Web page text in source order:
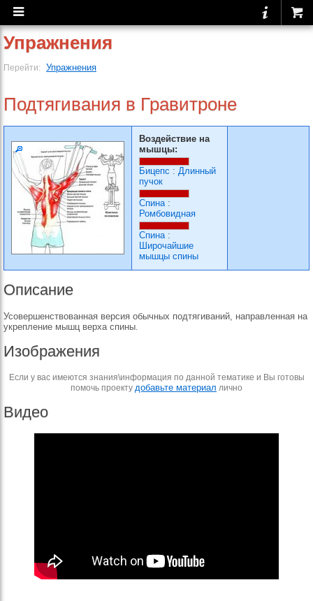
Упражнения
Перейти: Упражнения
Подтягивания в Гравитроне
Воздействие на
мышцы:
Бицепс : Длинный
пучок
Спина:
Ромбовидная
Спина:
Широчайшие
мышцы спины
Описание
Усовершенствованная версия обычных подтягиваний, направленная на
укрепление мышц верха спины.
Изображения
Если у вас имеются знания\информация по данной тематике и Вы готовы
помочь проекту добавьте материал лично
Видео